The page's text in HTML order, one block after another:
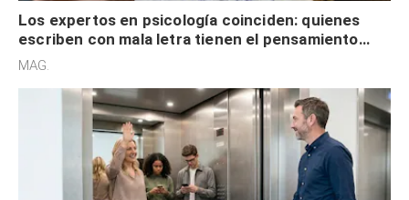
Los expertos en psicología coinciden: quienes
escriben con mala letra tienen el pensamiento
acelerado y no lo hacen por desinterés
MAG.